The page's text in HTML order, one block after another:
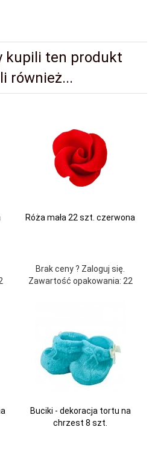
kupili ten produkt
również...
Róża mała 22 szt. czerwona
Brak ceny ? Zaloguj się.
Zawartość opakowania: 22
Buciki - dekoracja tortu na
chrzest 8 szt.